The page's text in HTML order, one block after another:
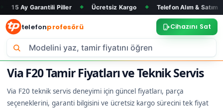
Piller ◆ Ücretsiz Kargo ◆ Telefon Alım & Satım ◆ Tüm
telefonprofesörü Cihazını Sat
Via F20 Tamir Fiyatları ve Teknik Servis
Via F20 teknik servis deneyimi için güncel fiyatları, parça
seçeneklerini, garanti bilgisini ve ücretsiz kargo sürecini tek fiyat